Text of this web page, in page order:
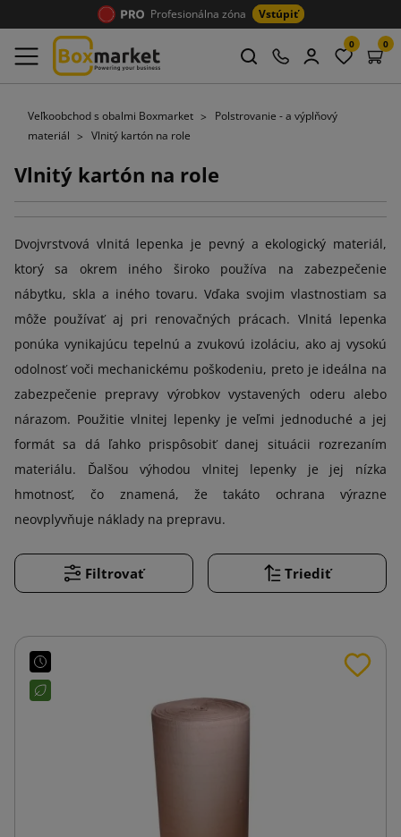
Profesionálna zóna Vstúpiť
0 0
Veľkoobchod s obalmi Boxmarket
Polstrovanie - a výplňový
materiál
Vlnitý kartón na role
Vlnitý kartón na role
Dvojvrstvová vlnitá lepenka je pevný a ekologický materiál,
ktorý sa okrem iného široko používa na zabezpečenie
nábytku, skla a iného tovaru. Vďaka svojim vlastnostiam sa
môže používať aj pri renovačných prácach. Vlnitá lepenka
ponúka vynikajúcu tepelnú a zvukovú izoláciu, ako aj vysokú
odolnosť voči mechanickému poškodeniu, preto je ideálna na
zabezpečenie prepravy výrobkov vystavených oderu alebo
nárazom. Použitie vlnitej lepenky je veľmi jednoduché a jej
formát sa dá ľahko prispôsobiť danej situácii rozrezaním
materiálu. Ďalšou výhodou vlnitej lepenky je jej nízka
hmotnosť, čo znamená, že takáto ochrana výrazne
neovplyvňuje náklady na prepravu.
Filtrovať Triediť